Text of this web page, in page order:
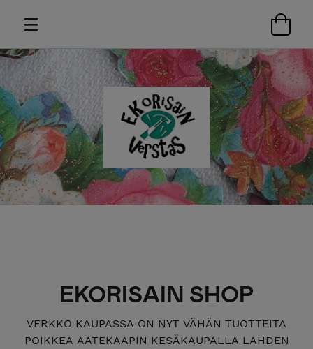
EKORISAIN SHOP
VERKKO KAUPASSA ON NYT VÄHÄN TUOTTEITA
POIKKEA AATEKAAPIN KESÄKAUPALLA LAHDEN